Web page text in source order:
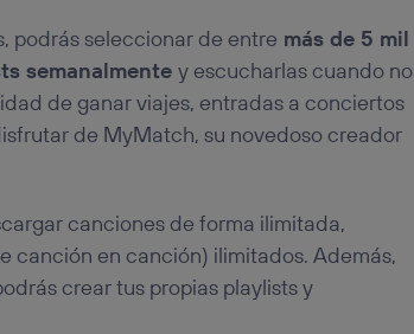
podrás seleccionar de entre más de 5 mil
semanalmente y escucharlas cuando no
de ganar viajes, entradas a conciertos
de MyMatch, su novedoso creador
canciones de forma ilimitada,
canción en canción) ilimitados. Además,
crear tus propias playlists y